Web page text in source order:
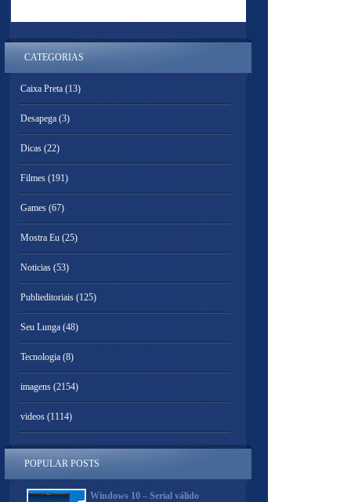
CATEGORIAS
Caixa Preta (13)
Desapega (3)
Dicas (22)
Filmes (191)
Games (67)
Mostra Eu (25)
Noticias (53)
Publieditoriais (125)
Seu Lunga (48)
Tecnologia (8)
imagens (2154)
videos (1114)
POPULAR POSTS
Windows 10 – Serial válido